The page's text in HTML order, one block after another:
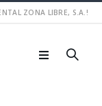
ZONA LIBRE, S.A.!